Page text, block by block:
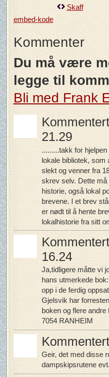
Skaff
embed-kode
Kommenter
Du må være
legge til
Bli med Frank
21.29
.........takk for
lokale bibliotek,
slekt og venner fra
skrev selv. Dette
historie, også lokal
brevene. I et brev
er nødt til å hente
lokalhistorie fra sitt
16.24
Ja,tidligere måtte vi
hans utmerkede
opp i de ferdig
Gjelsvik har
boken og flere
7054 RANHEIM
Geir, det med disse
dampskipsrutene